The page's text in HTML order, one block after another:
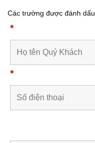
Các trường được đánh dấu
*
*